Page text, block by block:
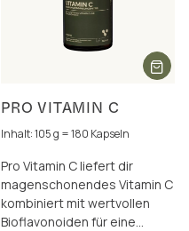
PRO VITAMIN C
Inhalt: 105 g = 180 Kapseln
Pro Vitamin C liefert dir
magenschonendes Vitamin C
kombiniert mit wertvollen
Bioflavonoiden für eine